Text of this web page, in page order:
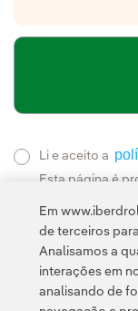
Li e aceito a
Esta página é
Em
de terceiros
Analisamos a
interações em
analisando de